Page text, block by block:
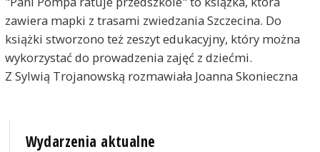
zawiera mapki z trasami zwiedzania Szczecina. Do
książki stworzono też zeszyt edukacyjny, który można
wykorzystać do prowadzenia zajęć z dziećmi.
Z Sylwią Trojanowską rozmawiała Joanna Skonieczna
Wydarzenia aktualne